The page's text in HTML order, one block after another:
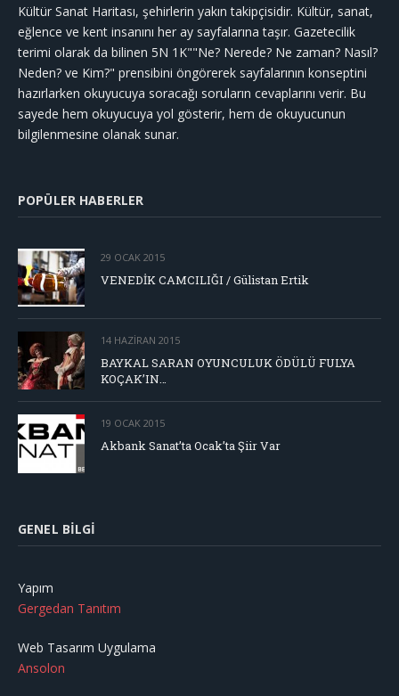
Kültür Sanat Haritası, şehirlerin yakın takipçisidir. Kültür, sanat,
eğlence ve kent insanını her ay sayfalarına taşır. Gazetecilik
terimi olarak da bilinen 5N 1K""Ne? Nerede? Ne zaman? Nasıl?
Neden? ve Kim?" prensibini öngörerek sayfalarının konseptini
hazırlarken okuyucuya soracağı soruların cevaplarını verir. Bu
sayede hem okuyucuya yol gösterir, hem de okuyucunun
bilgilenmesine olanak sunar.
POPÜLER HABERLER
29 OCAK 2015
VENEDİK CAMCILIĞI / Gülistan Ertik
14 HAZIRAN 2015
BAYKAL SARAN OYUNCULUK ÖDÜLÜ FULYA
KOÇAK’IN…
19 OCAK 2015
Akbank Sanat’ta Ocak’ta Şiir Var
GENEL BILGI
Yapım
Gergedan Tanıtım
Web Tasarım Uygulama
Ansolon